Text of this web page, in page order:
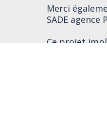
Merci
SADEagence
Ce projet